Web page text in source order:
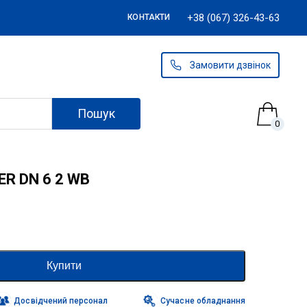
КОНТАКТИ +38 (067) 326-43-63
Замовити дзвінок
Пошук
0
DN 6 2 WB
Купити
Досвідчений персонал Сучасне обладнання